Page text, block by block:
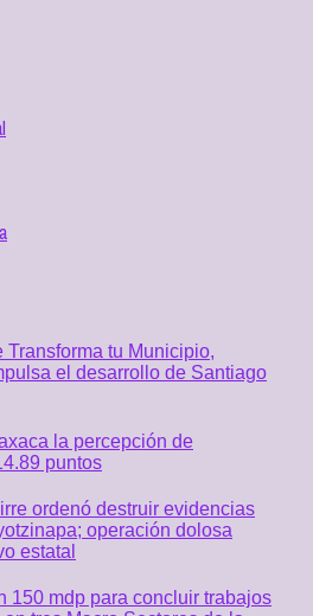
Transforma tu Municipio,
el desarrollo de Santiago
la percepción de
puntos
ordenó destruir evidencias
operación dolosa
estatal
150 mdp para concluir trabajos